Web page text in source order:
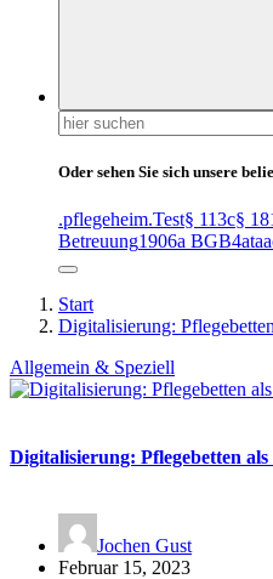
Suchen
nach:
Oder sehen Sie sich unsere
.pflegeheim.Test§ 113c§
Betreuung1906a BGB4at
Start
Digitalisierung:
Allgemein & Speziell
Digitalisierung: Pflegebetten als
Jochen Gust
Februar 15, 2023